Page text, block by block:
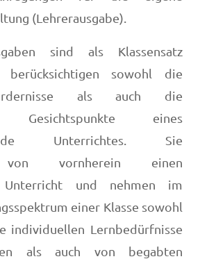
(Lehrerausgabe).
sind als Klassensatz
sowohl die
als auch die
Gesichtspunkte eines
Unterrichtes. Sie
von vornherein einen
Unterricht und nehmen im
einer Klasse sowohl
individuellen Lernbedürfnisse
als auch von begabten